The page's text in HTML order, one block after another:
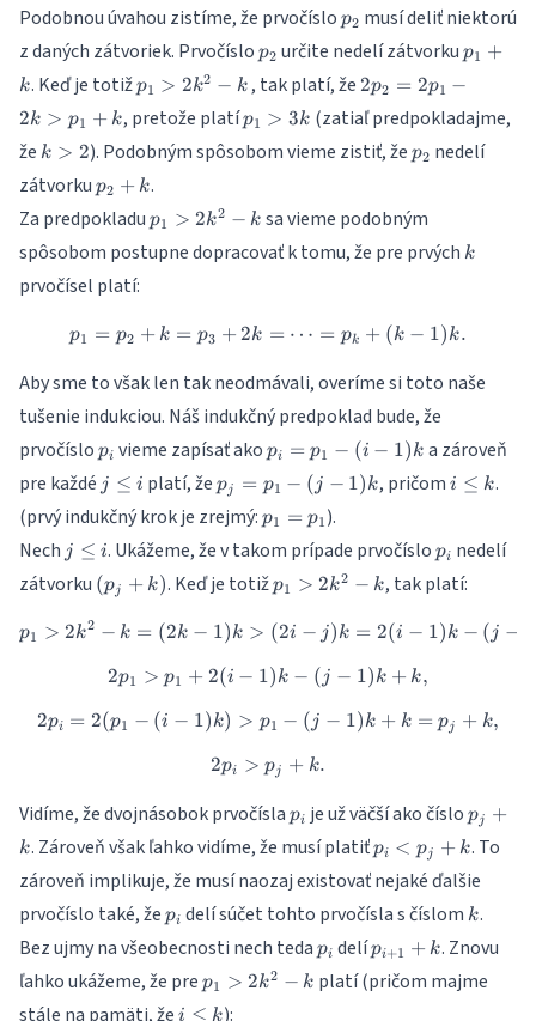
Podobnou úvahou zistíme, že prvočíslo p_2
p2 musí deliť niektorú
z daných zátvoriek. Prvočíslo p_2
p2 určite nedelí zátvorku p_1+k
p1 +
k. Keď je totižp_1>2k^2-
p1 > 2k2 − k , tak platí, že 2p_2=2p_1-
2k > p_1+k
2p2 = 2p1 −
2k > p1 + k, pretože platíp_1>3k
p1 > 3k (zatiaľ predpokladajme,
že k>2
k > 2). Podobným spôsobom vieme zistiť, že p_2
p2 nedelí
zátvorku p_2+k
p2 + k.
Za predpokladu p_1>2k^2-
p1 > 2k2 − k sa vieme podobným
spôsobom postupne dopracovať k tomu, že pre prvých k
k
prvočísel platí:
p_1=p_2+k=p_3+2k= \dots
p1 = p2 + k = p3 + 2k = ⋯ = pk + (k − 1)k.
Aby sme to však len tak neodmávali, overíme si toto naše
tušenie indukciou. Náš indukčný predpoklad bude, že
prvočíslo p_i
pi vieme zapísať ako p_i=
- (i-
1)k
pi = p1 − (i − 1)k a zároveň
pre každé j\leq
j ≤ i platí, žep_j=
p_1
- (j-
1)k
pj = p1 − ( j − 1)k, pričom i
i ≤ k.
(prvý indukčný krok je zrejmý: p_1=p_1
p1 = p1 ).
Nech j
\leq
i
j ≤ i. Ukážeme, že v takom prípade prvočíslop_i
pi nedelí
zátvorku (p_j+k)
(pj + k). Keď je totižp_1>2k^2-
p1 > 2k2 − k, tak platí:
p_1 > 2k^2 - k = (2k-1)k >
p1 > 2k2 − k = (2k − 1)k > (2i − j)k = 2(i − 1)k − ( j −
2p_1 > p_1 + 2(i-1)k - (j-1)k
2p1 > p1 + 2(i − 1)k − ( j − 1)k + k,
2p_i = 2(p_1-(i-1)k) > p_1 -
2pi = 2(p1 − (i − 1)k) > p1 − ( j − 1)k + k = pj + k,
2p_i > p_j+k.
2pi > pj + k.
Vidíme, že dvojnásobok prvočísla p_i
pi je už väčší ako číslo p_j+k
pj +
k. Zároveň však ľahko vidíme, že musí platiťp_i
p_j
+
k
pi < pj + k. To
zároveň implikuje, že musí naozaj existovať nejaké ďalšie
prvočíslo také, že p_i
pi delí súčet tohto prvočísla s číslom k
k.
Bez ujmy na všeobecnosti nech teda p_i
pi delíp_{i+1}+k
pi+1 + k. Znovu
ľahko ukážeme, že pre p_1>2k^2-
p1 > 2k2 − k platí (pričom majme
stále na pamäti, že i
i ≤ k):